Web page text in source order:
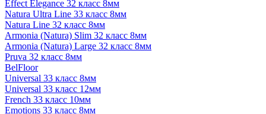
Effect Elegance 32 класс 8мм
Natura Ultra Line 33 класс 8мм
Natura Line 32 класс 8мм
Armonia (Natura) Slim 32 класс 8мм
Armonia (Natura) Large 32 класс 8мм
Pruva 32 класс 8мм
BelFloor
Universal 33 класс 8мм
Universal 33 класс 12мм
French 33 класс 10мм
Emotions 33 класс 8мм